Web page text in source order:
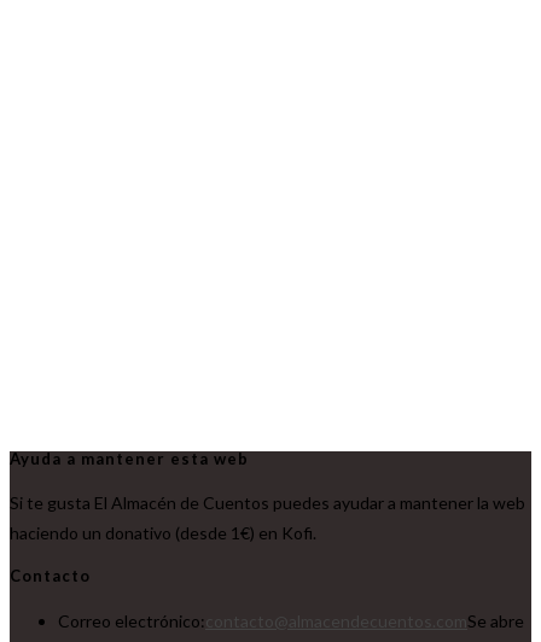
Ayuda a mantener esta web
Si te gusta El Almacén de Cuentos puedes ayudar a mantener la web
haciendo un donativo (desde 1€) en Kofi.
Contacto
Correo electrónico:
Se abre